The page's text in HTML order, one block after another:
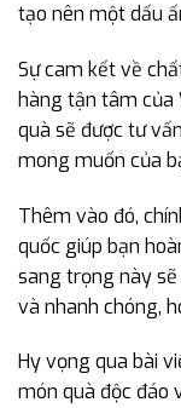
tạo nên một dấu
Sự cam kết về
hàng tận tâm của
quà sẽ được tư
mong muốn của
Thêm vào đó,
quốc giúp bạn
sang trọng này
và nhanh chóng,
Hy vọng qua bài
món quà độc đáo